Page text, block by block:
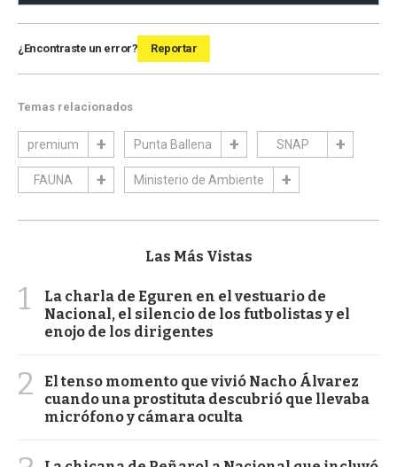
¿Encontraste un error? Reportar
Temas relacionados
premium Punta Ballena SNAP
FAUNA Ministerio de Ambiente
Las Más Vistas
1
La charla de Eguren en el vestuario de
Nacional, el silencio de los futbolistas y el
enojo de los dirigentes
2
El tenso momento que vivió Nacho Álvarez
cuando una prostituta descubrió que llevaba
micrófono y cámara oculta